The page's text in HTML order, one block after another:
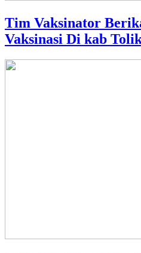
Tim Vaksinator
Vaksinasi Di kab